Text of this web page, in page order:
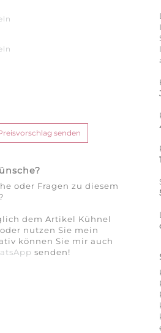
oder Fragen zu diesem
dem Artikel Kühnel
oder nutzen Sie mein
können Sie mir auch
senden!